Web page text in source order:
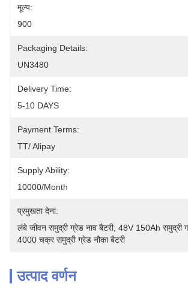
मूल्य:
900
Packaging Details:
UN3480
Delivery Time:
5-10 DAYS
Payment Terms:
TT/ Alipay
Supply Ability:
10000/month
प्रमुखता देना:
लंबे जीवन समुद्री ग्रेड नाव बैटरी, 48V 150Ah समुद्री
4000 चक्र समुद्री ग्रेड नौका बैटरी
उत्पाद वर्णन